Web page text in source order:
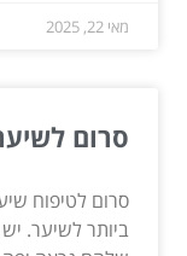
מאי 22, 2025
סרום
סרום לטיפוח
ביותר לשיער.